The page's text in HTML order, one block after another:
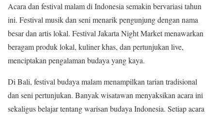
Acara dan festival malam di Indonesia semakin bervariasi tahun
ini. Festival musik dan seni menarik pengunjung dengan nama
besar dan artis lokal. Festival Jakarta Night Market menawarkan
beragam produk lokal, kuliner khas, dan pertunjukan live,
menciptakan pengalaman budaya yang kaya.
Di Bali, festival budaya malam menampilkan tarian tradisional
dan seni pertunjukan. Banyak wisatawan menyaksikan acara ini
sekaligus belajar tentang warisan budaya Indonesia. Setiap acara